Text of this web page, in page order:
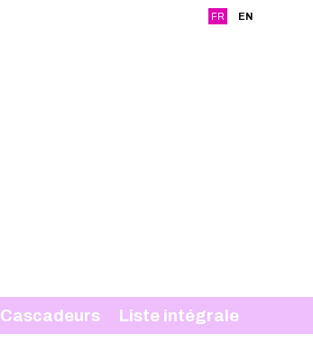
FR EN
Cascadeurs Liste intégrale